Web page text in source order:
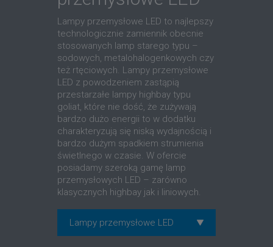
Lampy przemysłowe LED to najlepszy
technologicznie zamiennik obecnie
stosowanych lamp starego typu –
sodowych, metalohalogenkowych czy
też rtęciowych. Lampy przemysłowe
LED z powodzeniem zastąpią
przestarzałe lampy highbay typu
goliat, które nie dość, że zużywają
bardzo dużo energii to w dodatku
charakteryzują się niską wydajnością i
bardzo dużym spadkiem strumienia
świetlnego w czasie. W ofercie
posiadamy szeroką gamę lamp
przemysłowych LED – zarówno
klasycznych highbay jak i liniowych.
Lampy przemysłowe LED